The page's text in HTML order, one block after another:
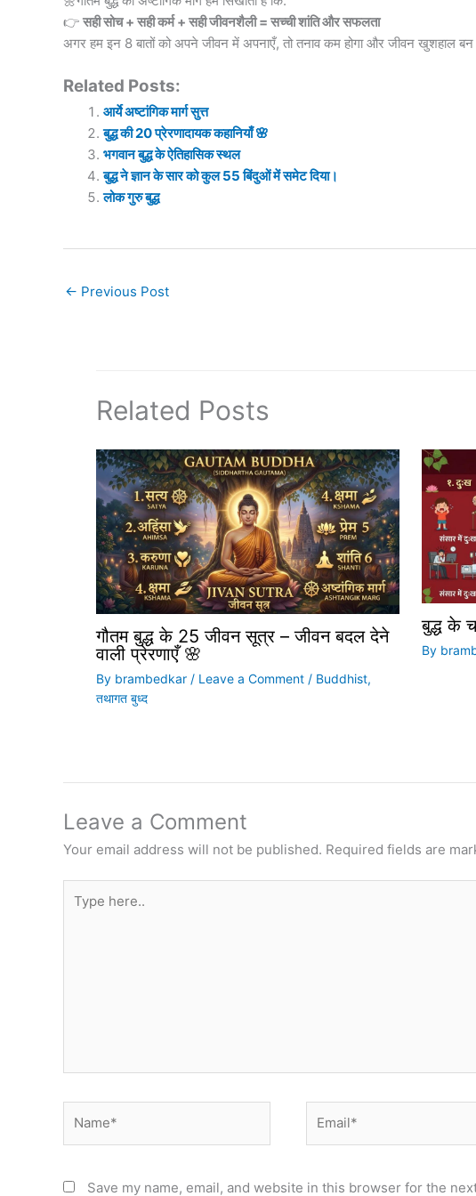
👉 सही सोच + सही कर्म + सही जीवनशैली = सच्ची शांति और सफलता
अगर हम इन 8 बातों को अपने जीवन में अपनाएँ, तो तनाव कम होगा और जीवन खुशहाल
Related Posts:
आर्ये अष्टांगिक मार्ग सुत्त
बुद्ध की 20 प्रेरणादायक कहानियाँ 🌸
भगवान बुद्ध के ऐतिहासिक स्थल
बुद्ध ने ज्ञान के सार को कुल 55 बिंदुओं में समेट दिया।
लोक गुरु बुद्ध
← Previous Post
Related Posts
गौतम बुद्ध के 25 जीवन सूत्र – जीवन बदल देने
वाली प्रेरणाएँ 🌸
By brambedkar / Leave a Comment / Buddhist,
तथागत बुध्द
बुद्ध के
By
Leave a Comment
Your email address will not be published. Required fields are
here..
Save my name, email, and website in this browser for the